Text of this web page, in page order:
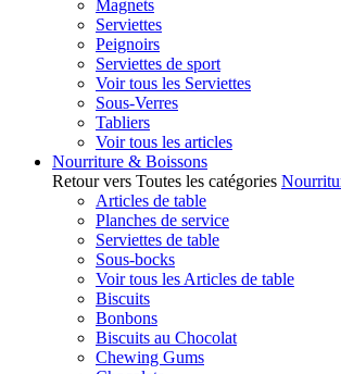
Magnets
Serviettes
Peignoirs
Serviettes de sport
Voir tous les Serviettes
Sous-Verres
Tabliers
Voir tous les articles
Nourriture & Boissons
Retour vers Toutes les catégories
Articles de table
Planches de service
Serviettes de table
Sous-bocks
Voir tous les Articles de table
Biscuits
Bonbons
Biscuits au Chocolat
Chewing Gums